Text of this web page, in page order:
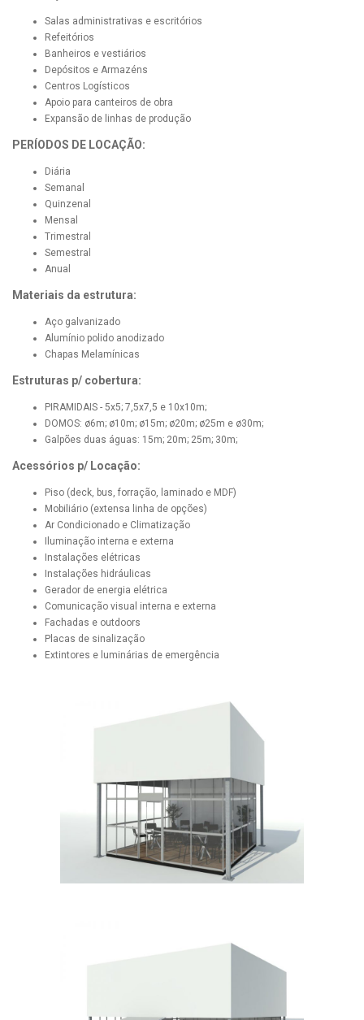
Salas administrativas e escritórios
Refeitórios
Banheiros e vestiários
Depósitos e Armazéns
Centros Logísticos
Apoio para canteiros de obra
Expansão de linhas de produção
PERÍODOS DE LOCAÇÃO:
Diária
Semanal
Quinzenal
Mensal
Trimestral
Semestral
Anual
Materiais da estrutura:
Aço galvanizado
Alumínio polido anodizado
Chapas Melamínicas
Estruturas p/ cobertura:
PIRAMIDAIS - 5x5; 7,5x7,5 e 10x10m;
DOMOS: ø6m; ø10m; ø15m; ø20m; ø25m e ø30m;
Galpões duas águas: 15m; 20m; 25m; 30m;
Acessórios p/ Locação:
Piso (deck, bus, forração, laminado e MDF)
Mobiliário (extensa linha de opções)
Ar Condicionado e Climatização
Iluminação interna e externa
Instalações elétricas
Instalações hidráulicas
Gerador de energia elétrica
Comunicação visual interna e externa
Fachadas e outdoors
Placas de sinalização
Extintores e luminárias de emergência